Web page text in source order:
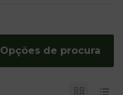
Opções de procura